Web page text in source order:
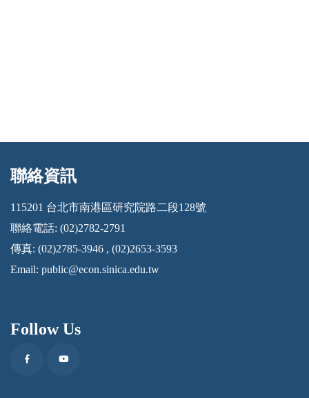
:::
聯絡資訊
115201 台北市南港區研究院路二段128號
聯絡電話: (02)2782-2791
傳真: (02)2785-3946 , (02)2653-3593
Email: public@econ.sinica.edu.tw
Follow Us
FacebookYoutube